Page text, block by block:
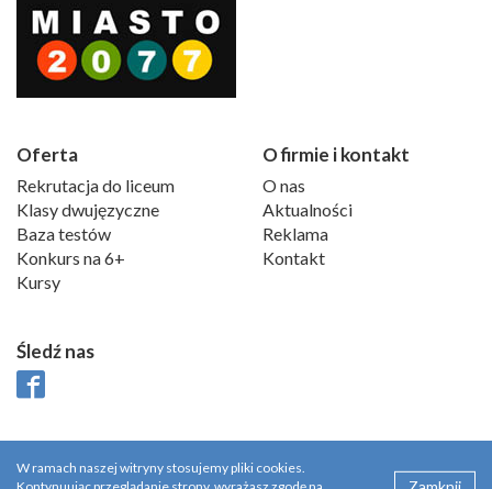
Oferta
Rekrutacja do liceum
Klasy dwujęzyczne
Baza testów
Konkurs na 6+
Kursy
O firmie i kontakt
O nas
Aktualności
Reklama
Kontakt
Śledź nas
W ramach naszej witryny stosujemy pliki cookies.